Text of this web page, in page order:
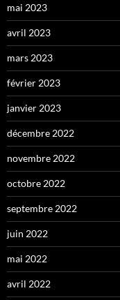
mai 2023
avril 2023
mars 2023
février 2023
janvier 2023
décembre 2022
novembre 2022
octobre 2022
septembre 2022
juin 2022
mai 2022
avril 2022